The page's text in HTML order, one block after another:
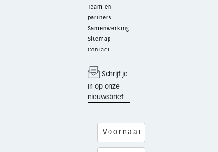
Team en
partners
Samenwerking
Sitemap
Contact
Schrijf je
in op onze
nieuwsbrief